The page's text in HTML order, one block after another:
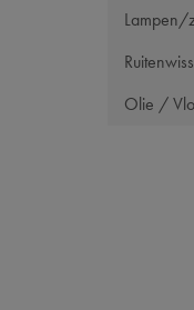
Lampen/
Olie /